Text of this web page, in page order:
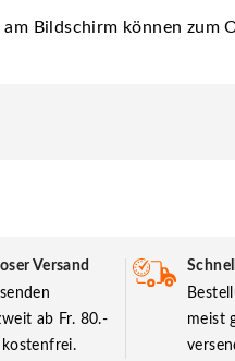
am Bildschirm können
Versand
ab Fr. 80.-
meist